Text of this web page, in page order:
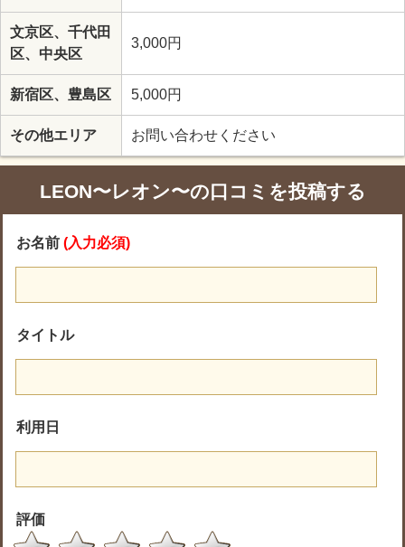
文京区、千代田
区、中央区
3,000円
新宿区、豊島区 5,000円
その他エリア お問い合わせください
LEON〜レオン〜の口コミを投稿する
お名前 (入力必須)
タイトル
利用日
評価